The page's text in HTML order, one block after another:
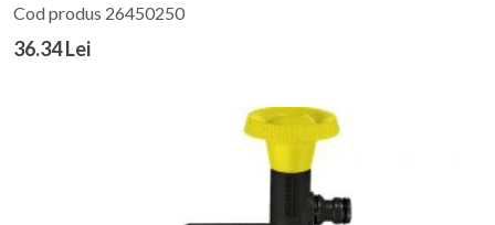
Cod produs 26450250
36.34 Lei